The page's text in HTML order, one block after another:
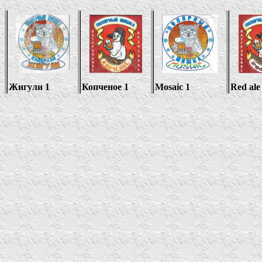
Жигули 1 Копченое 1 Mosaic 1 Red ale